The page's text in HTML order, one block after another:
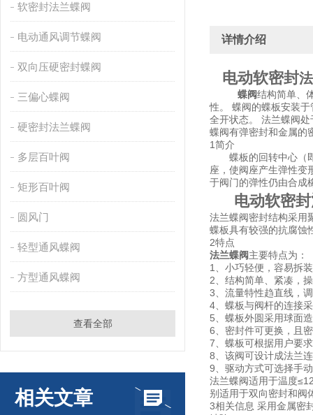
软密封法兰蝶阀
电动通风调节蝶阀
双向压硬密封蝶阀
三偏心蝶阀
硬密封法兰蝶阀
多层百叶阀
矩形百叶阀
圆风门
轻型通风蝶阀
方型通风蝶阀
查看全部
相关文章
详情介绍
电动软密封
蝶阀结构简单、
性。 蝶阀的蝶板安装
全开状态。 法兰蝶阀
蝶阀有弹密封和金属的
1简介
蝶板的回转中心（即
座，使阀座产生弹性变
于阀门的弹性仍由合成
电动软密封
法兰蝶阀密封结构采用
蝶板具有较强的抗腐蚀
2特点
法兰蝶阀主要特点为：
1、小巧轻便，容易拆
2、结构简单、紧凑，
3、流量特性趋直线，
4、蝶板与阀杆的连接
5、蝶板外圆采用球面
6、密封件可更换，且
7、蝶板可根据用户要
8、该阀可设计成法兰
9、驱动方式可选择手
法兰蝶阀适用于温度
别适用于双向密封和阀
3相关信息 采用金属密